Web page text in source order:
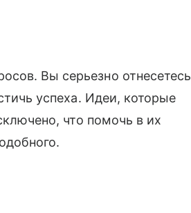
Вы серьезно отнесетесь
успеха. Идеи, которые
что помочь в их